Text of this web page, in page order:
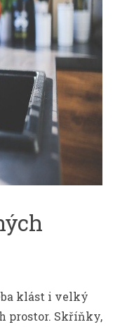
klást i velký
prostor. Skříňky,